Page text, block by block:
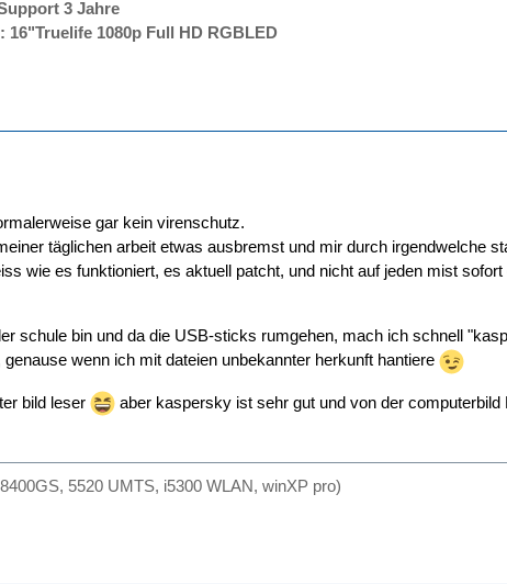
3 Jahre
16"Truelife 1080p Full HD RGBLED
gar kein virenschutz.
täglichen arbeit etwas ausbremst und mir durch irgendwelche
wie es funktioniert, es aktuell patcht, und nicht auf jeden mist
schule bin und da die USB-sticks rumgehen, mach ich schnell
wenn ich mit dateien unbekannter herkunft hantiere
bild leser
aber kaspersky ist sehr gut und von der
5520 UMTS, i5300 WLAN, winXP pro)